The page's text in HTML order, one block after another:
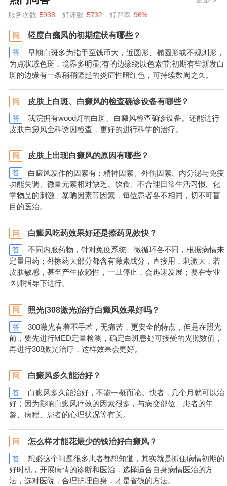
服务次数 5938 好评数 5732 好评率 96%
问 轻度白癞风的初期症状有哪些？
答
早期白斑多为指甲至钱币大，近圆形、椭圆形或不规则形，
为点状减色斑，境界多明显;有的边缘绕以色素带;初期有些新发白
斑的边缘有一条稍稍隆起的炎症性暗红色，可持续数周之久。
问 皮肤上白斑、白癜风的检查确诊设备有哪些？
答
我院拥有wood灯的白斑、白癜风检查确诊设备。还能进行
皮肤白癜风全科诱因检查，更好的进行科学的治疗。
问 皮肤上出现白癜风的原因有哪些？
答
白癜风发作的因素有：精神因素、外伤因素、内分泌与免疫
功能失调、微量元素相对缺乏、饮食、不合理日常生活习惯、化
学物品的刺激、暴晒因素等因素，每位患者各不相同，切不可盲
目的医治。
问 白癜风吃药效果好还是擦药见效快？
答
不同内服药物，针对免疫系统、微循环各不同，根据病情来
定量用药；外擦药大部分都含有激素成分，直接用，刺激大，若
皮肤敏感，甚至产生依赖性，一旦停止，会迅速发展；要在专业
医师指导下进行。
问 照光(308激光)治疗白癜风效果好吗？
答
308激光有着不手术，无痛苦，更安全的特点，但是在照光
前，要先进行MED定量检测，确定白斑患处可接受的光照数值，
再进行308激光治疗，这样效果会更好。
问 白癜风多久能治好？
答
白癜风多久能治好，不能一概而论。快者，几个月就可以治
好；因为影响白癜风疗效的因素很多，与病变部位、患者的年
龄、病程、患者的心理状况等有关。
问 怎么样才能花最少的钱治好白癜风？
答
想必这个问题很多患者都想知道，其实就是抓住病情初期的
好时机，开展病情的诊断和医治，选择适合自身病情医治的方
法，选对医院，合理护理自身，才是省钱的方法。